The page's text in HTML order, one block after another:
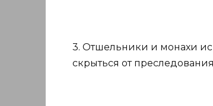
3. Отшельники и монахи
скрыться от